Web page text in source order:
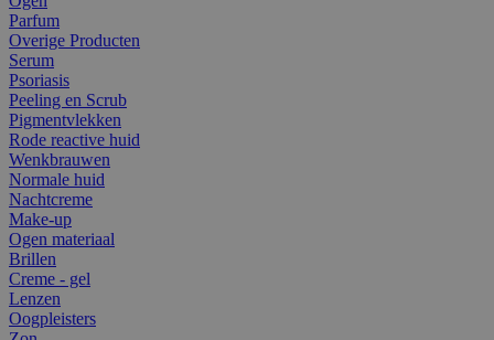
Parfum
Overige Producten
Serum
Psoriasis
Peeling en Scrub
Pigmentvlekken
Rode reactive huid
Wenkbrauwen
Normale huid
Nachtcreme
Make-up
Ogen materiaal
Brillen
Creme - gel
Lenzen
Oogpleisters